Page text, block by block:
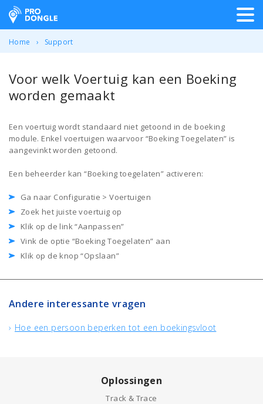
ProDongle Track & Trace
Home Support
Voor welk Voertuig kan een Boeking
worden gemaakt
Een voertuig wordt standaard niet getoond in de boeking
module. Enkel voertuigen waarvoor “Boeking Toegelaten” is
aangevinkt worden getoond.
Een beheerder kan “Boeking toegelaten” activeren:
Ga naar Configuratie > Voertuigen
Zoek het juiste voertuig op
Klik op de link “Aanpassen”
Vink de optie “Boeking Toegelaten” aan
Klik op de knop “Opslaan”
Andere interessante vragen
Hoe een persoon beperken tot een boekingsvloot
Oplossingen
Track & Trace